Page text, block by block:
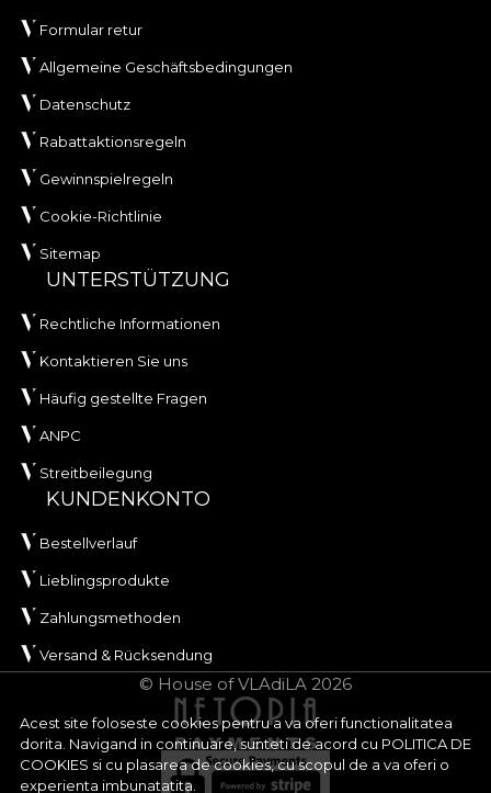
Acest site foloseste cookies pentru a va oferi functionalitatea
dorita. Navigand in continuare, sunteti de acord cu POLITICA DE
COOKIES si cu plasarea de cookies, cu scopul de a va oferi o
experienta imbunatatita.
Formular retur
Allgemeine Geschäftsbedingungen
Datenschutz
Rabattaktionsregeln
Gewinnspielregeln
Cookie-Richtlinie
Sitemap
UNTERSTÜTZUNG
Rechtliche Informationen
Kontaktieren Sie uns
Häufig gestellte Fragen
ANPC
Streitbeilegung
KUNDENKONTO
Bestellverlauf
Lieblingsprodukte
Zahlungsmethoden
Versand & Rücksendung
© House of VLAdiLA 2026